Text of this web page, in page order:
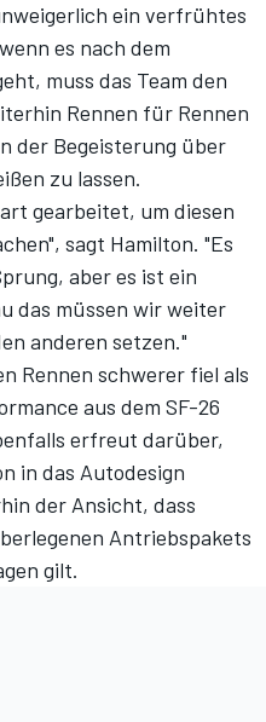
ein verfrühtes
es nach dem
muss das Team den
Rennen für Rennen
der Begeisterung über
zu lassen.
gearbeitet, um diesen
sagt Hamilton. "Es
aber es ist ein
das müssen wir weiter
anderen setzen."
Rennen schwerer fiel als
aus dem SF-26
erfreut darüber,
in das Autodesign
der Ansicht, dass
Antriebspakets
gilt.